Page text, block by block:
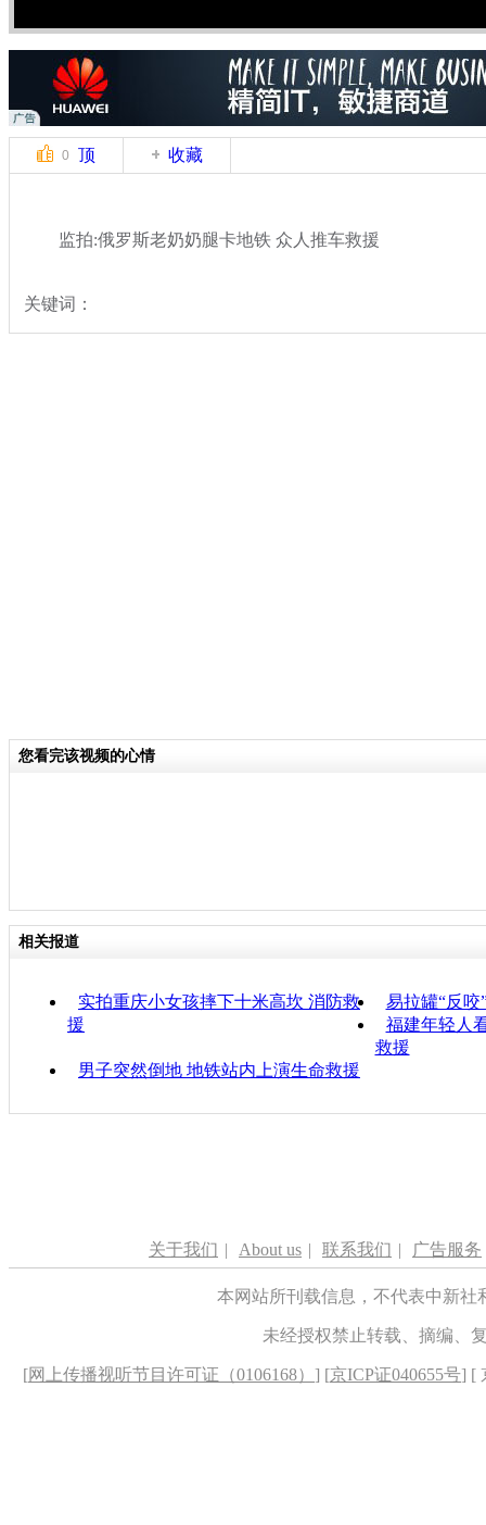
0 顶 收藏
监拍:俄罗斯老奶奶腿卡地铁 众人推车救援
关键词：
您看完该视频的心情
相关报道
实拍重庆小女孩摔下十米高坎 消防救
援
易拉罐“反咬
福建年轻人
救援
男子突然倒地 地铁站内上演生命救援
关于我们 | About us | 联系我们 | 广告服务
本网站所刊载信息，不代表中新
未经授权禁止转载、摘编、
[网上传播视听节目许可证（0106168） ] [京ICP证040655号] [